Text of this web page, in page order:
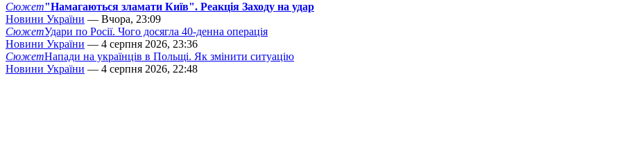
Сюжет"Намагаються зламати Київ". Реакція Заходу на удар
Новини України — Вчора, 23:09
СюжетУдари по Росії. Чого досягла 40-денна операція
Новини України — 4 серпня 2026, 23:36
СюжетНапади на українців в Польщі. Як змінити ситуацію
Новини України — 4 серпня 2026, 22:48